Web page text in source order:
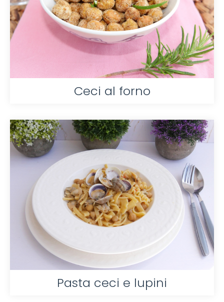
Ceci al forno
Pasta ceci e lupini